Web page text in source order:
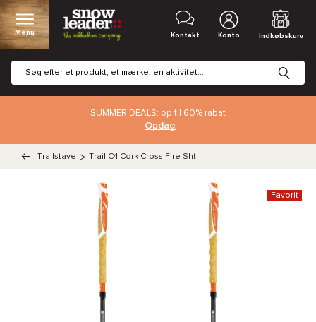
Menu Kontakt Konto Indkøbskurv
SUMMER DEALS: op til 60% rabat
Opdag
Trailstave > Trail C4 Cork Cross Fire Sht
Favorit